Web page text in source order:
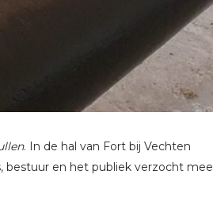
. In de hal van Fort bij Vechten
bestuur en het publiek verzocht mee